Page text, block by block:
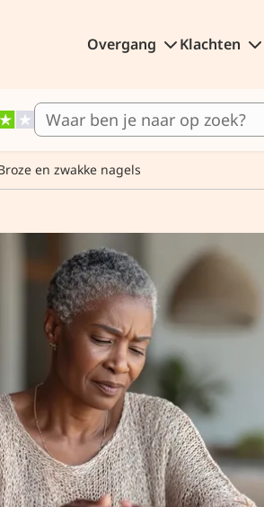
Overgang Klachten
en zwakke nagels